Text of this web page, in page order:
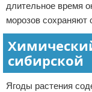
длительное время
морозов сохраняют
сибирской
Ягоды растения